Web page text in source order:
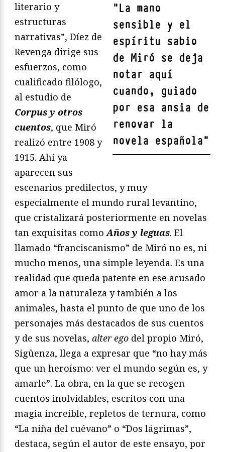
"La mano
sensible y el
espíritu sabio
de Miró se deja
notar aquí
cuando, guiado
por esa ansia de
renovar la
novela española"
literario y
estructuras
narrativas”, Díez de
Revenga dirige sus
esfuerzos, como
cualificado filólogo,
al estudio de
Corpus y otros
cuentos, que Miró
realizó entre 1908 y
1915. Ahí ya
aparecen sus
escenarios predilectos, y muy
especialmente el mundo rural levantino,
que cristalizará posteriormente en novelas
tan exquisitas comoAños y leguas. El
llamado “franciscanismo” de Miró no es, ni
mucho menos, una simple leyenda. Es una
realidad que queda patente en ese acusado
amor a la naturaleza y también a los
animales, hasta el punto de que uno de los
personajes más destacados de sus cuentos
y de sus novelas, alter ego del propio Miró,
Sigüenza, llega a expresar que “no hay más
que un heroísmo: ver el mundo según es, y
amarle”. La obra, en la que se recogen
cuentos inolvidables, escritos con una
magia increíble, repletos de ternura, como
“La niña del cuévano” o “Dos lágrimas”,
destaca, según el autor de este ensayo, por